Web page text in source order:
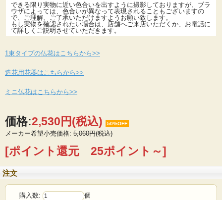
できる限り実物に近い色合いを出すように撮影しておりますが、ブラ
ウザによっては、色合いが異なって表現されることもございますの
で、ご理解、ご了承いただけますようお願い致します。
もし実物を確認されたい場合は、店舗へご来店いただくか、お電話に
て詳しくご説明させていただきます。
1束タイプの仏花はこちらから>>
造花用花器はこちらから>>
ミニ仏花はこちらから>>
価格:2,530円(税込) 50%OFF
メーカー希望小売価格: 5,060円(税込)
[ポイント還元 25ポイント～]
注文
購入数: 個